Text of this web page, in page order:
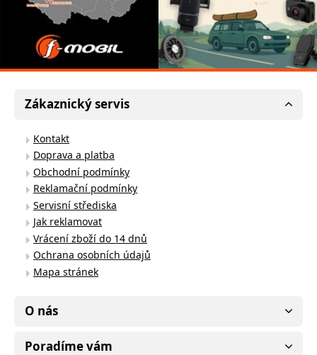
Zákaznický servis
Kontakt
Doprava a platba
Obchodní podmínky
Reklamační podmínky
Servisní střediska
Jak reklamovat
Vrácení zboží do 14 dnů
Ochrana osobních údajů
Mapa stránek
O nás
Poradíme vám